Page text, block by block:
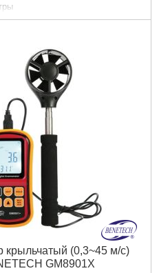
Крыльчатый
0.8~45 м/с
измерения:
Подробнее...
крыльчатый (0,3~45 м/с)
GM8901X